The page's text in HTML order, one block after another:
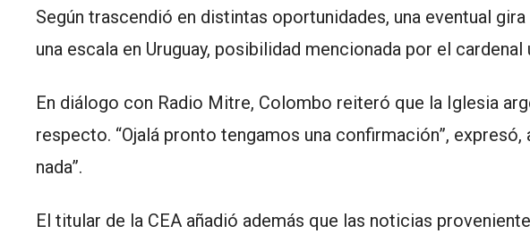
Según trascendió en distintas oportunidades, una eventual
una escala en Uruguay, posibilidad mencionada por el cardenal
En diálogo con Radio Mitre, Colombo reiteró que la Iglesia
respecto. “Ojalá pronto tengamos una confirmación”,
nada”.
El titular de la CEA añadió además que las noticias